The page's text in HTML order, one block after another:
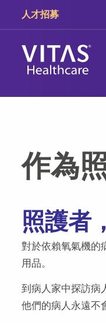
跳轉至主要內容
跳轉至導覽
人才招募
作為
照護者
對於依賴氧氣機的
用品。
到病人家中探訪病
他們的病人永遠不